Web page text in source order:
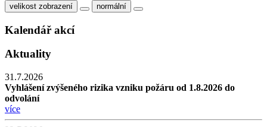
velikost zobrazení normální
Kalendář akcí
Aktuality
31.7.2026
Vyhlášení zvýšeného rizika vzniku požáru od 1.8.2026 do
odvolání
více